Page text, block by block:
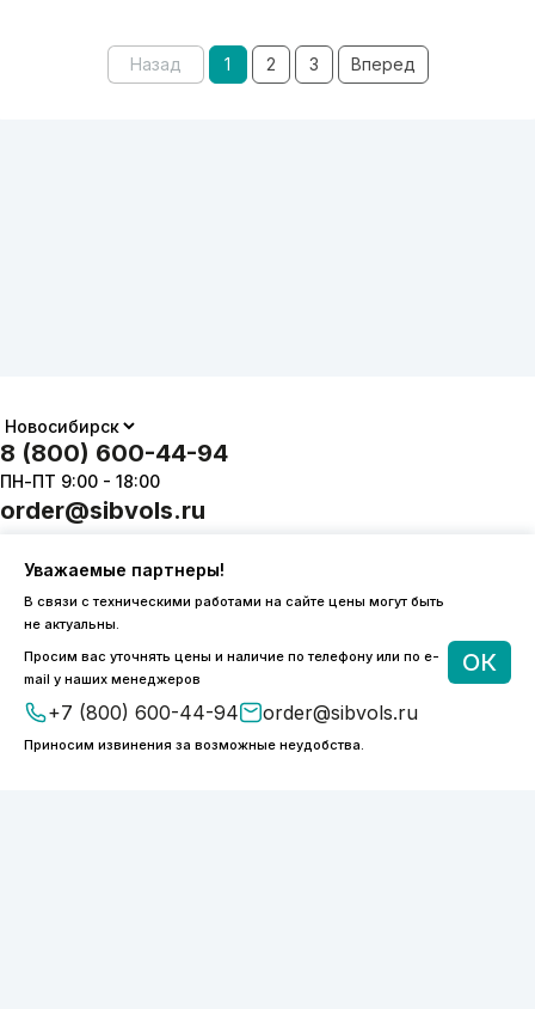
Назад 1 2 3 Вперед
Уважаемые партнеры!
В связи с техническими работами на сайте цены могут быть
не актуальны.
Просим вас уточнять цены и наличие по телефону или по e-
mail у наших менеджеров
+7 (800) 600-44-94 order@sibvols.ru
Приносим извинения за возможные неудобства.
ОК
8 (800) 600-44-94
ПН-ПТ 9:00 - 18:00
order@sibvols.ru
О компании
Подписаться